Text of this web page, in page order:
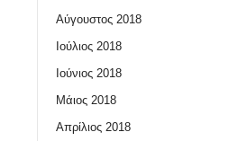
Αύγουστος 2018
Ιούλιος 2018
Ιούνιος 2018
Μάιος 2018
Απρίλιος 2018